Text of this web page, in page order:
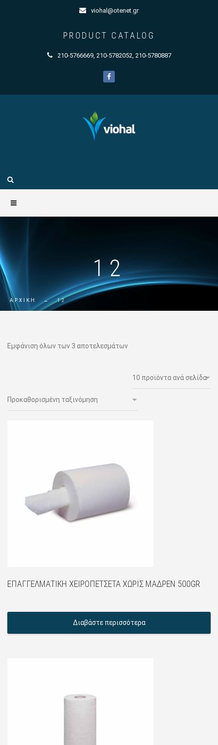
viohal@otenet.gr
PRODUCT CATALOG
210-5766669, 210-5782052, 210-5780887
12
ΑΡΧΙΚΗ → 12
Εμφάνιση όλων των 3 αποτελεσμάτων
ΕΠΑΓΓΕΛΜΑΤΙΚΉ ΧΕΙΡΟΠΕΤΣΈΤΑ ΧΩΡΊΣ ΜΑΔΡΈΝ 500GR
Διαβάστε περισσότερα